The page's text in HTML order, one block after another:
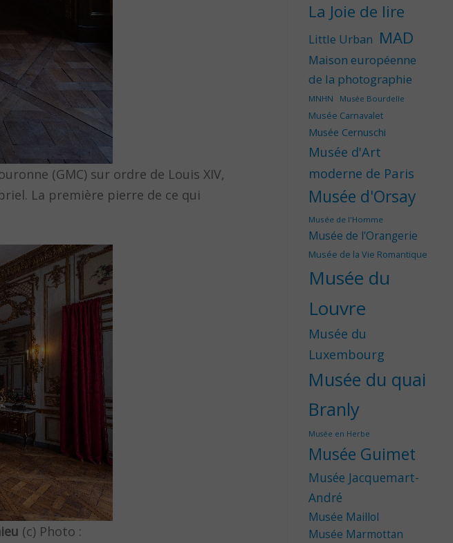
(GMC) sur ordre de Louis XIV,
La première pierre de ce qui
(c) Photo :
La Joie de lire
Little Urban MAD
Maison européenne
de la photographie
MNHN Musée Bourdelle
Musée Carnavalet
Musée Cernuschi
Musée d'Art
moderne de Paris
Musée d'Orsay
Musée de l'Homme
Musée de l'Orangerie
Musée de la Vie Romantique
Musée du
Louvre
Musée du
Luxembourg
Musée du quai
Branly
Musée en Herbe
Musée Guimet
Musée Jacquemart-
André
Musée Maillol
Musée Marmottan